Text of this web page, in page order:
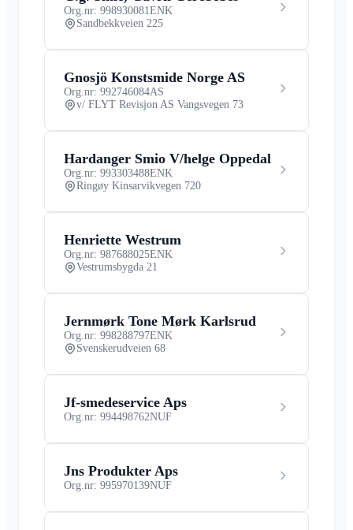
Org.nr: 998930081 ENK
Sandbekkveien 225
Gnosjö Konstsmide Norge AS
Org.nr: 992746084AS
v/ FLYT Revisjon AS Vangsvegen 73
Hardanger Smio V/helge Oppedal
Org.nr: 993303488ENK
Ringøy Kinsarvikvegen 720
Henriette Westrum
Org.nr: 987688025ENK
Vestrumsbygda 21
Jernmørk Tone Mørk Karlsrud
Org.nr: 998288797ENK
Svenskerudveien 68
Jf-smedeservice Aps
Org.nr: 994498762NUF
Jns Produkter Aps
Org.nr: 995970139NUF